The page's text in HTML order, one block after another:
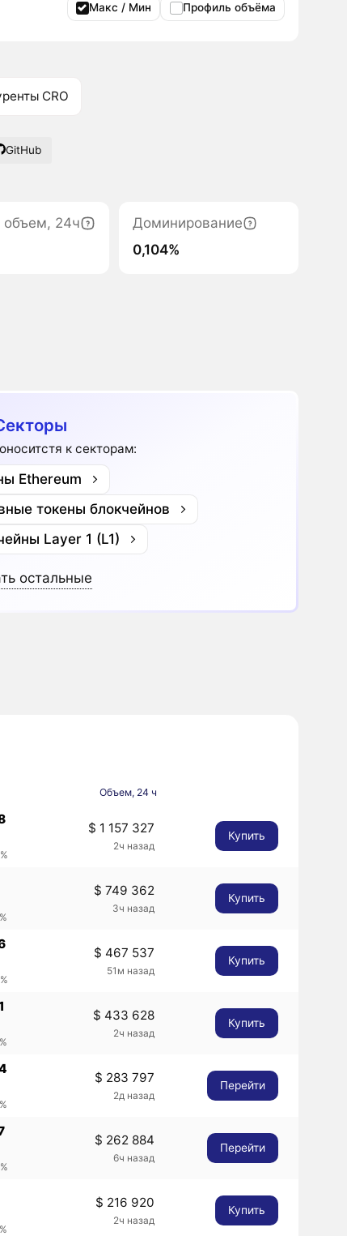
Макс / Мин Профиль объёма
CRO
GitHub
объем, 24ч
Доминирование
0,104%
к секторам:
Ethereum
токены блокчейнов
Layer 1 (L1)
остальные
Объем, 24 ч
$ 1 157 327
2ч назад
Купить
$ 749 362
3ч назад
Купить
$ 467 537
51м назад
Купить
$ 433 628
2ч назад
Купить
$ 283 797
2д назад
Перейти
$ 262 884
6ч назад
Перейти
$ 216 920
2ч назад
Купить